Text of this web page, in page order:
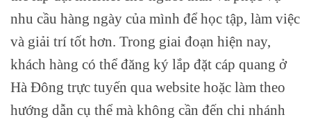
nhu cầu hàng ngày của mình để học tập, làm việc
và giải trí tốt hơn. Trong giai đoạn hiện nay,
khách hàng có thể đăng ký lắp đặt cáp quang ở
Hà Đông trực tuyến qua website hoặc làm theo
hướng dẫn cụ thể mà không cần đến chi nhánh